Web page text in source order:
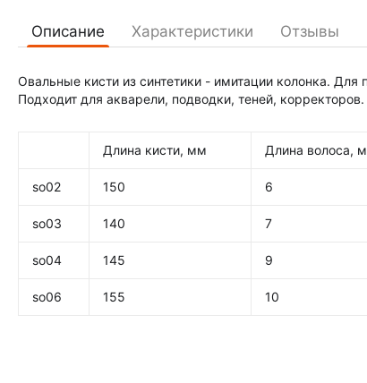
Описание Характеристики Отзывы
Овальные кисти из синтетики - имитации колонка.
Подходит для акварели, подводки, теней, корректоров.
Длина кисти, мм Длина волоса,
so02 150 6
so03 140 7
so04 145 9
so06 155 10